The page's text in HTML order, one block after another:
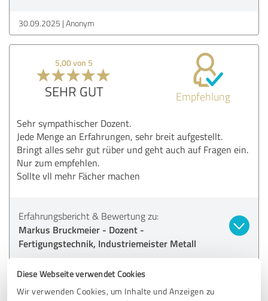
Diese Webseite verwendet Cookies
Wir verwenden Cookies, um Inhalte und Anzeigen zu
30.09.2025 Anonym
5,00 von 5
SEHR GUT Empfehlung
Sehr sympathischer Dozent.
Jede Menge an Erfahrungen, sehr breit aufgestellt.
Bringt alles sehr gut rüber und geht auch auf Fragen ein.
Nur zum empfehlen.
Sollte vll mehr Fächer machen
Erfahrungsbericht & Bewertung zu:
Markus Bruckmeier - Dozent -
Fertigungstechnik, Industriemeister Metall
13.05.2025 Anonym